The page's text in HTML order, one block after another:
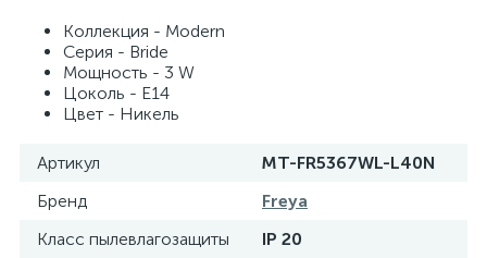
Коллекция - Modern
Серия - Bride
Мощность - 3 W
Цоколь - E14
Цвет - Никель
Артикул
MT-FR5367WL-L40N
Бренд
Freya
Класс пылевлагозащиты
IP 20